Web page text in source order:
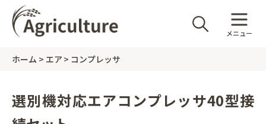
メニュー
ホーム エア コンプレッサ
選別機対応エアコンプレッサ40型接